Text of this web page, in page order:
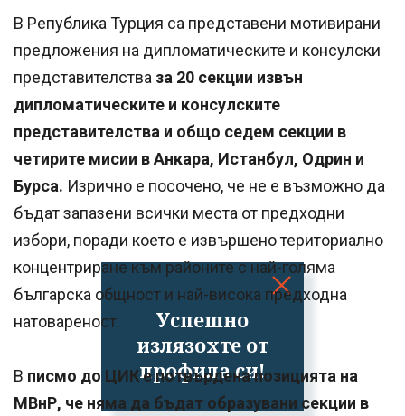
Успешно
излязохте от
профила си!
В Република Турция са представени мотивирани
предложения на дипломатическите и консулски
представителства за 20 секции извън
дипломатическите и консулските
представителства и общо седем секции в
четирите мисии в Анкара, Истанбул, Одрин и
Бурса. Изрично е посочено, че не е възможно да
бъдат запазени всички места от предходни
избори, поради което е извършено териториално
концентриране към районите с най-голяма
българска общност и най-висока предходна
натовареност.
В писмо до ЦИК е потвърдена позицията на
МВнР, че няма да бъдат образувани секции в